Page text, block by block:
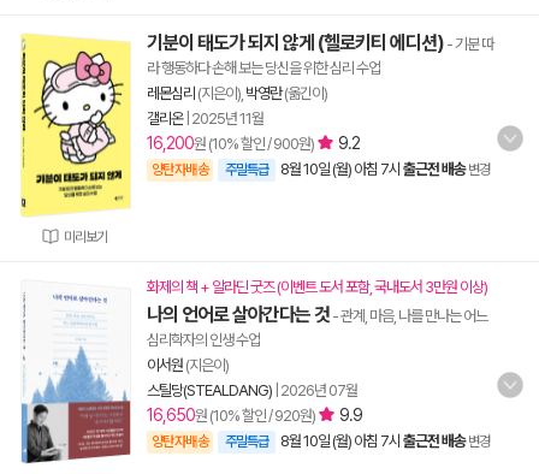
미리보기
기분이 태도가 되지 않게 (헬로키티 에디션) - 기분 따
라 행동하다 손해 보는 당신을 위한 심리 수업
레몬심리 (지은이), 박영란(옮긴이)
갤리온| 2025년 11월
16,200원 (10% 할인 / 900원) 9.2
양탄자배송 주말특급 8월 10일 (월) 아침 7시 출근전 배송 변경
화제의 책 + 알라딘 굿즈 (이벤트 도서 포함, 국내도서 3만원 이상)
나의 언어로 살아간다는 것 - 관계, 마음, 나를 만나는 어느
심리학자의 인생 수업
이서원 (지은이)
스틸당(STEALDANG) 2026년 07월
16,650원 (10% 할인 / 920원) 9.9
양탄자배송 주말특급 8월 10일 (월) 아침 7시 출근전 배송 변경